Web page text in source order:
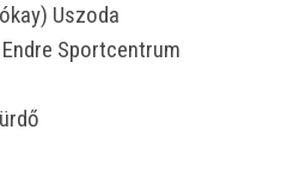
Uszoda
Sportcentrum